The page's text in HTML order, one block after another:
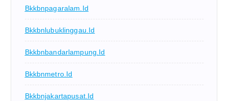
Bkkbnpagaralam.id
Bkkbnlubuklinggau.id
Bkkbnbandarlampung.id
Bkkbnmetro.id
Bkkbnjakartapusat.id